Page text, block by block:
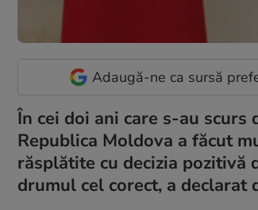
Adaugă-ne ca sursă
În cei doi ani care s-au scurs
Republica Moldova a făcut
răsplătite cu decizia pozitivă
drumul cel corect, a declarat